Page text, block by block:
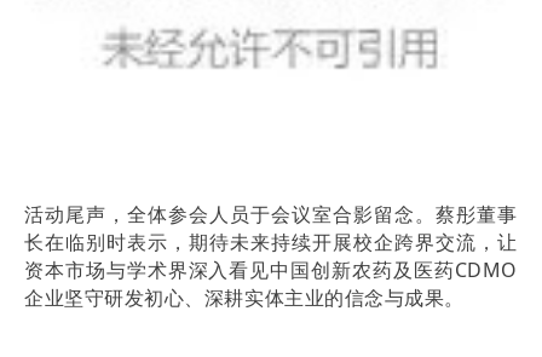
活动尾声，全体参会人员于会议室合影留念。蔡彤董事
长在临别时表示，期待未来持续开展校企跨界交流，让
资本市场与学术界深入看见中国创新农药及医药CDMO
企业坚守研发初心、深耕实体主业的信念与成果。